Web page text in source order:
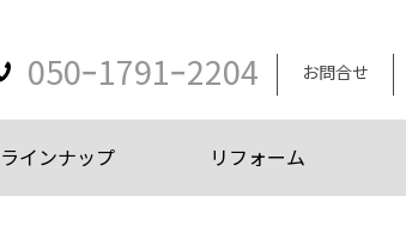
050ｰ1791ｰ2204 お問合せ
インナップ リフォーム